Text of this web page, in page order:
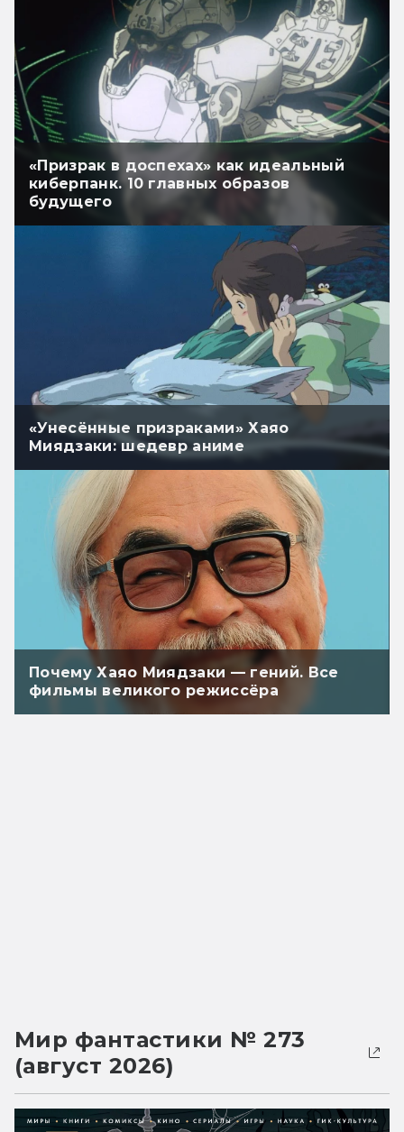
«Призрак в доспехах» как идеальный
киберпанк. 10 главных образов
будущего
«Унесённые призраками» Хаяо
Миядзаки: шедевр аниме
Почему Хаяо Миядзаки — гений. Все
фильмы великого режиссёра
Мир фантастики № 273
(август 2026)